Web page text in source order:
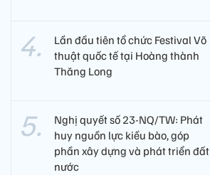
Lần đầu tiên tổ chức Festival Võ
thuật quốc tế tại Hoàng thành
Thăng Long
Nghị quyết số 23-NQ/TW: Phát
huy nguồn lực kiều bào, góp
phần xây dựng và phát triển đất
nước